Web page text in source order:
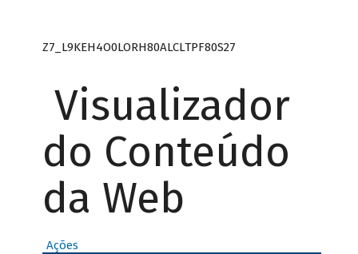
Z7_L9KEH4O0LORH80ALCLTPF80S27
Visualizador
do Conteúdo
da Web
Ações